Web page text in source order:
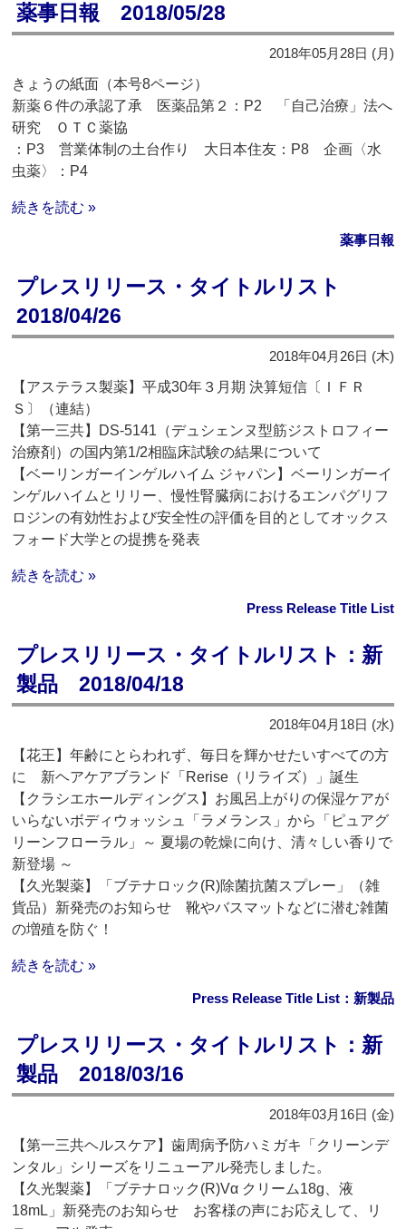
薬事日報 2018/05/28
2018年05月28日 (月)
きょうの紙面（本号8ページ）
新薬６件の承認了承 医薬品第２：P2 「自己治療」法へ
研究 ＯＴＣ薬協
：P3 営業体制の土台作り 大日本住友：P8 企画〈水
虫薬〉：P4
続きを読む »
薬事日報
プレスリリース・タイトルリスト
2018/04/26
2018年04月26日 (木)
【アステラス製薬】平成30年３月期 決算短信〔ＩＦＲ
Ｓ〕（連結）
【第一三共】DS-5141（デュシェンヌ型筋ジストロフィー
治療剤）の国内第1/2相臨床試験の結果について
【ベーリンガーインゲルハイム ジャパン】ベーリンガーイ
ンゲルハイムとリリー、慢性腎臓病におけるエンパグリフ
ロジンの有効性および安全性の評価を目的としてオックス
フォード大学との提携を発表
続きを読む »
Press Release Title List
プレスリリース・タイトルリスト：新
製品 2018/04/18
2018年04月18日 (水)
【花王】年齢にとらわれず、毎日を輝かせたいすべての方
に 新ヘアケアブランド「Rerise（リライズ）」誕生
【クラシエホールディングス】お風呂上がりの保湿ケアが
いらないボディウォッシュ「ラメランス」から「ピュアグ
リーンフローラル」～ 夏場の乾燥に向け、清々しい香りで
新登場 ～
【久光製薬】「ブテナロック(R)除菌抗菌スプレー」（雑
貨品）新発売のお知らせ 靴やバスマットなどに潜む雑菌
の増殖を防ぐ！
続きを読む »
Press Release Title List：新製品
プレスリリース・タイトルリスト：新
製品 2018/03/16
2018年03月16日 (金)
【第一三共ヘルスケア】歯周病予防ハミガキ「クリーンデ
ンタル」シリーズをリニューアル発売しました。
【久光製薬】「ブテナロック(R)Vα クリーム18g、液
18mL」新発売のお知らせ お客様の声にお応えして、リ